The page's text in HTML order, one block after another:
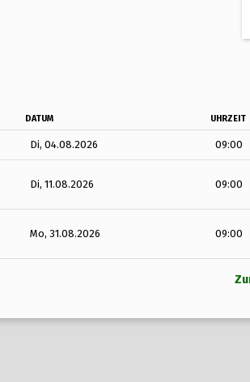
DATUM UHRZEIT
Di, 04.08.2026 09:00
Di, 11.08.2026 09:00
Mo, 31.08.2026 09:00